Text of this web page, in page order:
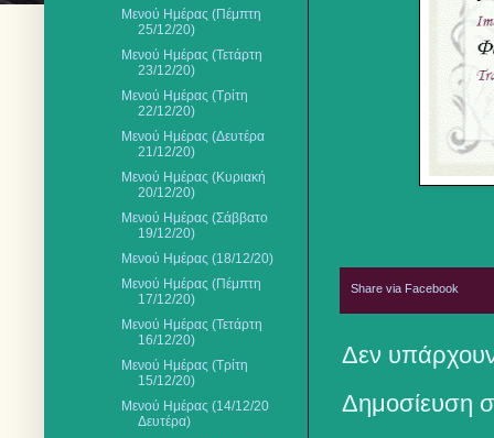
Share via Facebook
Δεν
Δημοσίευση
Μενού Ημέρας (Πέμπτη
25/12/20)
Μενού Ημέρας (Τετάρτη
23/12/20)
Μενού Ημέρας (Τρίτη
22/12/20)
Μενού Ημέρας (Δευτέρα
21/12/20)
Μενού Ημέρας (Κυριακή
20/12/20)
Μενού Ημέρας (Σάββατο
19/12/20)
Μενού Ημέρας (18/12/20)
Μενού Ημέρας (Πέμπτη
17/12/20)
Μενού Ημέρας (Τετάρτη
16/12/20)
Μενού Ημέρας (Τρίτη
15/12/20)
Μενού Ημέρας (14/12/20
Δευτέρα)